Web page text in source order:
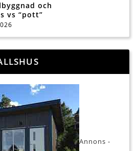
och
vs “pott”
Annons -